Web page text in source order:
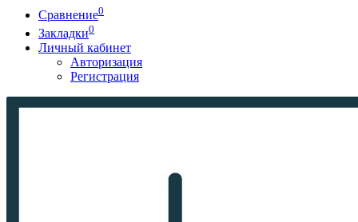
Сравнение0
Закладки0
Личный кабинет
Авторизация
Регистрация